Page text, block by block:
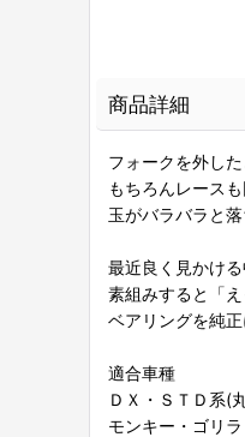
商品詳細
フォークを外し
もちろんレース
玉がバラバラと
最近良く見かけ
素組みすると「
ベアリングを純
適合車種
ＤＸ・ＳＴＤ系(
モンキー・ゴリ